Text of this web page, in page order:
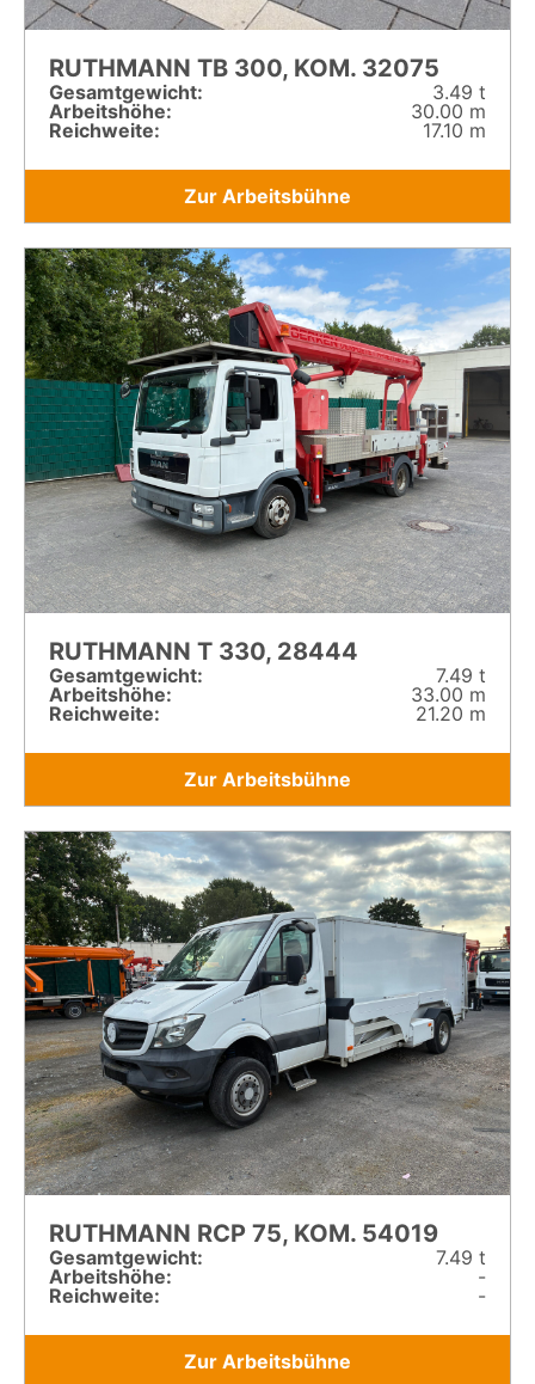
RUTHMANN TB 300, KOM. 32075
Gesamt­gewicht:
3.49 t
Arbeitshöhe:
30.00 m
Reichweite:
17.10 m
Zur Arbeitsbühne
RUTHMANN T 330, 28444
Gesamt­gewicht:
7.49 t
Arbeitshöhe:
33.00 m
Reichweite:
21.20 m
Zur Arbeitsbühne
RUTHMANN RCP 75, KOM. 54019
Gesamt­gewicht:
7.49 t
Arbeitshöhe:
-
Reichweite:
-
Zur Arbeitsbühne